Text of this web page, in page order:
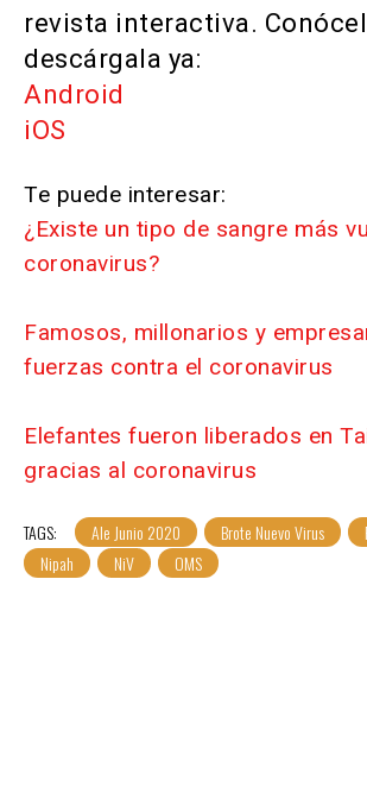
revista interactiva.
descárgala ya:
Android
iOS
Te puede interesar:
¿Existe un tipo de sangre más
coronavirus?
Famosos, millonarios y
fuerzas contra el coronavirus
Elefantes fueron liberados en
gracias al coronavirus
TAGS: Ale Junio 2020 Brote Nuevo Virus
Nipah
NiV OMS